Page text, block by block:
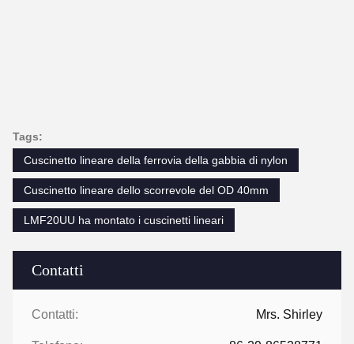
Contatti
Contatti: Mrs. Shirley
Tags:
Cuscinetto lineare della ferrovia della gabbia di nylon
Cuscinetto lineare dello scorrevole del OD 40mm
LMF20UU ha montato i cuscinetti lineari